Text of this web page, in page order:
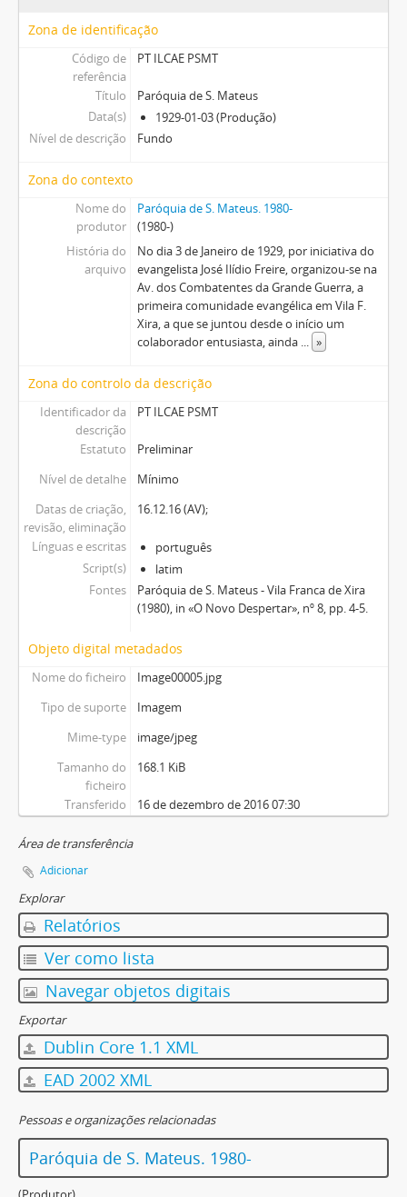
Zona de identificação
Código de
referência
PT ILCAE PSMT
Título
Paróquia de S. Mateus
Data(s)
1929-01-03 (Produção)
Nível de descrição
Fundo
Zona do contexto
Nome do
produtor
Paróquia de S. Mateus. 1980-
(1980-)
História do
arquivo
No dia 3 de Janeiro de 1929, por iniciativa do
evangelista José Ilídio Freire, organizou-se na
Av. dos Combatentes da Grande Guerra, a
primeira comunidade evangélica em Vila F.
Xira, a que se juntou desde o início um
colaborador entusiasta, ainda ... »
Zona do controlo da descrição
Identificador da
descrição
PT ILCAE PSMT
Estatuto
Preliminar
Nível de detalhe
Mínimo
Datas de criação,
revisão, eliminação
16.12.16 (AV);
Línguas e escritas
português
Script(s)
latim
Fontes
Paróquia de S. Mateus - Vila Franca de Xira
(1980), in «O Novo Despertar», nº 8, pp. 4-5.
Objeto digital metadados
Nome do ficheiro
Image00005.jpg
Tipo de suporte
Imagem
Mime-type
image/jpeg
Tamanho do
ficheiro
168.1 KiB
Transferido 16 de dezembro de 2016 07:30
Área de transferência
Adicionar
Explorar
Relatórios
Ver como lista
Navegar objetos digitais
Exportar
Dublin Core 1.1 XML
EAD 2002 XML
Pessoas e organizações relacionadas
Paróquia de S. Mateus. 1980-